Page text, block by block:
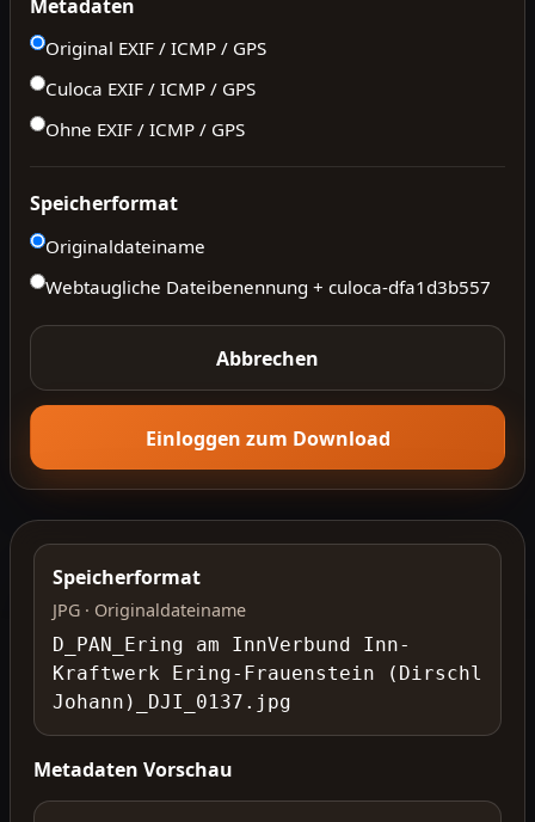
Metadaten
Original EXIF / ICMP / GPS
Culoca EXIF / ICMP / GPS
Ohne EXIF / ICMP / GPS
Speicherformat
Originaldateiname
Webtaugliche Dateibenennung + culoca-dfa1d3b557
Abbrechen
Einloggen zum Download
Speicherformat
JPG · Originaldateiname
D_PAN_Ering am InnVerbund Inn-
Kraftwerk Ering-Frauenstein (Dirschl
Johann)_DJI_0137.jpg
Metadaten Vorschau